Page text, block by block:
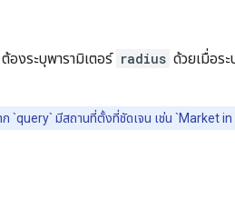
ต้องระบุพารามิเตอร์ radius ด้วยเมื่อร
`query` มีสถานที่ตั้งที่ชัดเจน เช่น `Market